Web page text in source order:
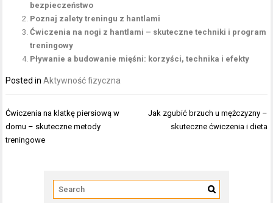
bezpieczeństwo
Poznaj zalety treningu z hantlami
Ćwiczenia na nogi z hantlami – skuteczne techniki i program
treningowy
Pływanie a budowanie mięśni: korzyści, technika i efekty
Posted inAktywność fizyczna
Nawigacja
wpisu
Ćwiczenia na klatkę piersiową w
domu – skuteczne metody
treningowe
Jak zgubić brzuch u mężczyzny –
skuteczne ćwiczenia i dieta